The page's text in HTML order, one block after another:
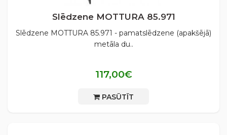
Slēdzene MOTTURA 85.971
Slēdzene MOTTURA 85.971 - pamatslēdzene (apakšējā)
metāla du..
117,00€
PASŪTĪT